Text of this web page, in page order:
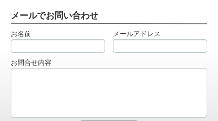
メールでお問い合わせ
お名前 メールアドレス
お問合せ内容